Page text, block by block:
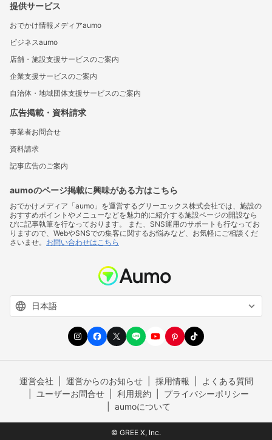
提供サービス
おでかけ情報メディアaumo
ビジネスaumo
店舗・施設支援サービスのご案内
企業支援サービスのご案内
自治体・地域団体支援サービスのご案内
広告掲載・資料請求
事業者お問合せ
資料請求
記事広告のご案内
aumoのページ掲載に興味がある方はこちら
おでかけメディア「aumo」を運営するグリーエックス株式会社では、施設の
おすすめポイントやメニューなどを魅力的に紹介する施設ページの開設なら
びに記事執筆を行なっております。 また、SNS運用のサポートも行なってお
りますので、WebやSNSでの集客に関するお悩みなど、お気軽にご相談くだ
さいませ。 お問い合わせはこちら
運営会社 運営からのお知らせ 採用情報
よくある質問
ユーザーお問合せ
利用規約
プライバシーポリシー
aumoについて
© GREE X, Inc.